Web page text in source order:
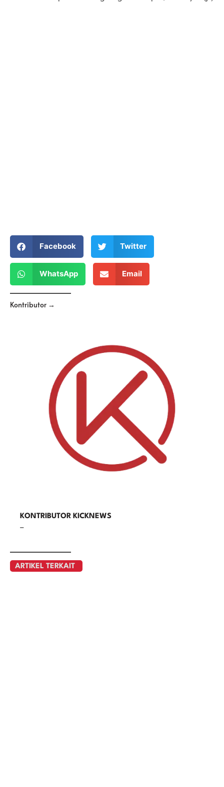
Facebook Twitter
WhatsApp Email
Kontributor →
KONTRIBUTOR KICKNEWS
–
ARTIKEL TERKAIT